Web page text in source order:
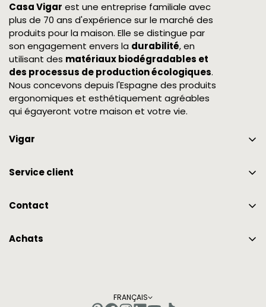
Casa Vigar est une entreprise familiale avec
plus de 70 ans d'expérience sur le marché des
produits pour la maison. Elle se distingue par
son engagement envers la durabilité, en
utilisant des matériaux biodégradables et
des processus de production écologiques.
Nous concevons depuis l'Espagne des produits
ergonomiques et esthétiquement agréables
qui égayeront votre maison et votre vie.
Vigar
Prix
Service client
Mon compte
Contact
Achats
FRANÇAIS